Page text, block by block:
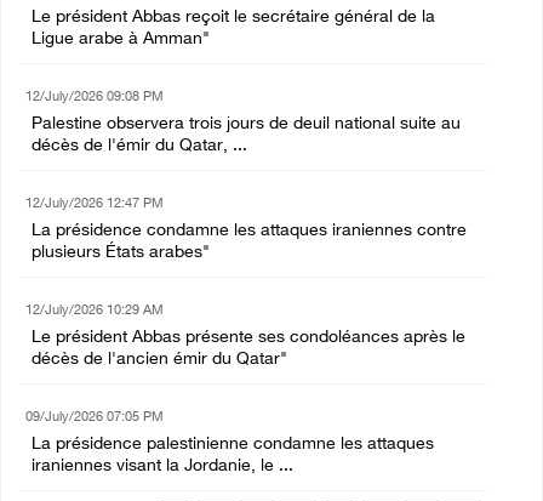
Le président Abbas reçoit le secrétaire général de la
Ligue arabe à Amman"
12/July/2026 09:08 PM
Palestine observera trois jours de deuil national suite au
décès de l'émir du Qatar, ...
12/July/2026 12:47 PM
La présidence condamne les attaques iraniennes contre
plusieurs États arabes"
12/July/2026 10:29 AM
Le président Abbas présente ses condoléances après le
décès de l'ancien émir du Qatar"
09/July/2026 07:05 PM
La présidence palestinienne condamne les attaques
iraniennes visant la Jordanie, le ...